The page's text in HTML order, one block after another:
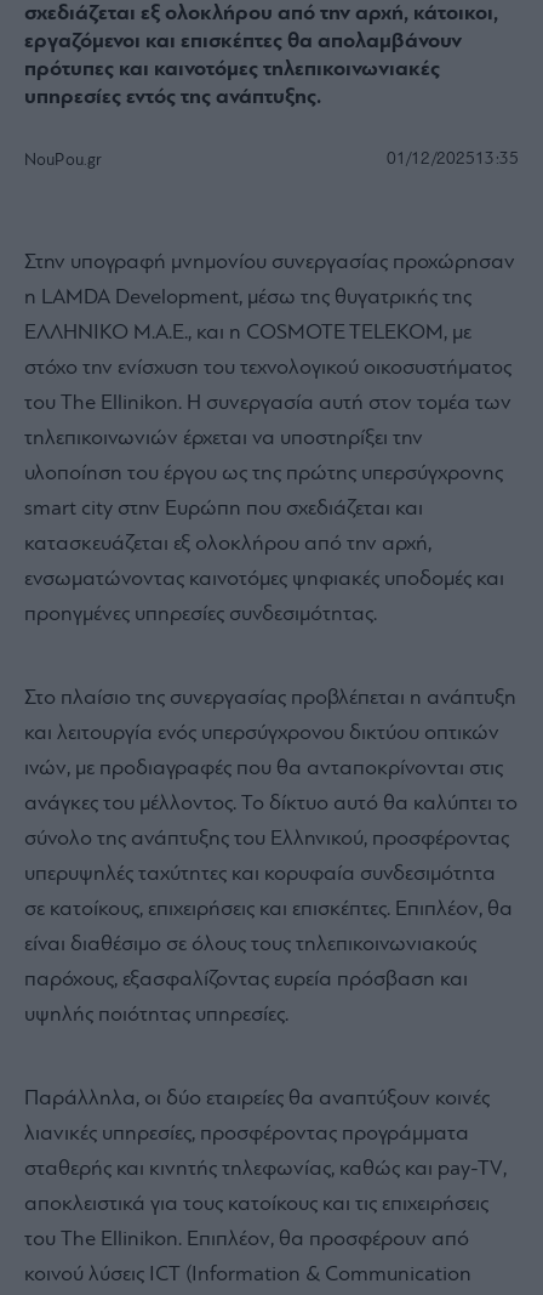
σχεδιάζεται εξ ολοκλήρου από την αρχή, κάτοικοι,
εργαζόμενοι και επισκέπτες θα απολαμβάνουν
πρότυπες και καινοτόμες τηλεπικοινωνιακές
υπηρεσίες εντός της ανάπτυξης.
NouPou.gr 01/12/202513:35
Στην υπογραφή μνημονίου συνεργασίας προχώρησαν
η LAMDA Development, μέσω της θυγατρικής της
ΕΛΛΗΝΙΚΟ M.A.E., και η COSMOTE TELEKOM, με
στόχο την ενίσχυση του τεχνολογικού οικοσυστήματος
του The Ellinikon. Η συνεργασία αυτή στον τομέα των
τηλεπικοινωνιών έρχεται να υποστηρίξει την
υλοποίηση του έργου ως της πρώτης υπερσύγχρονης
smart city στην Ευρώπη που σχεδιάζεται και
κατασκευάζεται εξ ολοκλήρου από την αρχή,
ενσωματώνοντας καινοτόμες ψηφιακές υποδομές και
προηγμένες υπηρεσίες συνδεσιμότητας.
Στο πλαίσιο της συνεργασίας προβλέπεται η ανάπτυξη
και λειτουργία ενός υπερσύγχρονου δικτύου οπτικών
ινών, με προδιαγραφές που θα ανταποκρίνονται στις
ανάγκες του μέλλοντος. To δίκτυο αυτό θα καλύπτει το
σύνολο της ανάπτυξης του Ελληνικού, προσφέροντας
υπερυψηλές ταχύτητες και κορυφαία συνδεσιμότητα
σε κατοίκους, επιχειρήσεις και επισκέπτες. Επιπλέον, θα
είναι διαθέσιμο σε όλους τους τηλεπικοινωνιακούς
παρόχους, εξασφαλίζοντας ευρεία πρόσβαση και
υψηλής ποιότητας υπηρεσίες.
Παράλληλα, οι δύο εταιρείες θα αναπτύξουν κοινές
λιανικές υπηρεσίες, προσφέροντας προγράμματα
σταθερής και κινητής τηλεφωνίας, καθώς και pay-TV,
αποκλειστικά για τους κατοίκους και τις επιχειρήσεις
του The Ellinikon. Επιπλέον, θα προσφέρουν από
κοινού λύσεις ICT (Information & Communication